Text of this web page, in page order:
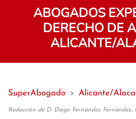
ABOGADOS
DERECHO DE
ALICANTE/
SuperAbogado > Alicante/
Redacción de D. Diego Fernández Fernández,